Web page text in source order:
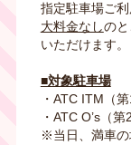
指定駐車場ご
大料金なしのと
いただけます。
■対象駐車場
・ATC ITM（
・ATC O’s（
※当日、満車の